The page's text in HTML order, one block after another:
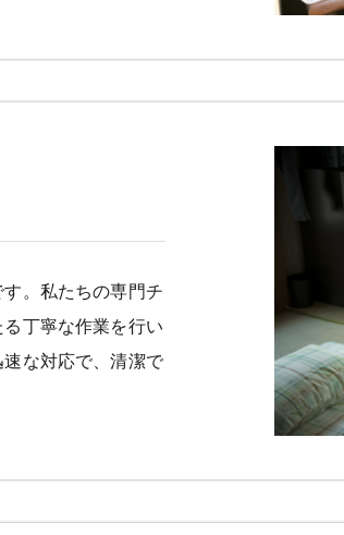
。私たちの専門チ
丁寧な作業を行い
な対応で、清潔で